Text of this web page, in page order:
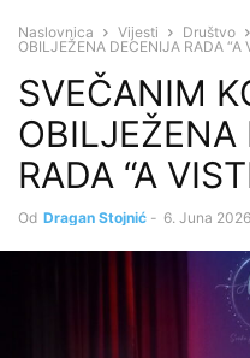
Naslovnica Vijesti Društvo
OBILJEŽENA DECENIJA RADA “A
SVEČANIM
OBILJEŽENA
RADA “A
Od Dragan Stojnić - 6. Juna